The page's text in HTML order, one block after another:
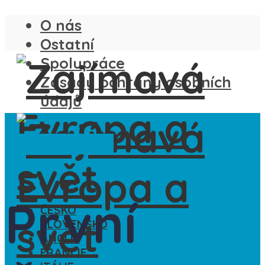
O nás
Ostatní
Spolupráce
Zásady ochrany osobních
údajů
ČESKO
SLOVENSKO
ANGLIE
FRANCIE
První